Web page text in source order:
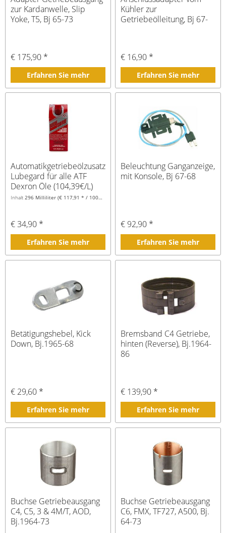
zur Kardanwelle, Slip
Yoke, T5, Bj 65-73
€ 175,90 *
Erfahren Sie mehr
Kühler zur
Getriebeölleitung, Bj 67-
€ 16,90 *
Erfahren Sie mehr
Automatikgetriebeölzusatz,
Lubegard für alle ATF
Dexron Öle (104,39€/L)
Inhalt296 Milliliter(€ 117,91 * / 1000 Milliliter)
€ 34,90 *
Erfahren Sie mehr
Beleuchtung Ganganzeige,
mit Konsole, Bj 67-68
€ 92,90 *
Erfahren Sie mehr
Betätigungshebel, Kick
Down, Bj.1965-68
€ 29,60 *
Erfahren Sie mehr
Bremsband C4 Getriebe,
hinten (Reverse), Bj.1964-
86
€ 139,90 *
Erfahren Sie mehr
Buchse Getriebeausgang
C4, C5, 3 & 4M/T, AOD,
Bj.1964-73
Buchse Getriebeausgang
C6, FMX, TF727, A500, Bj.
64-73